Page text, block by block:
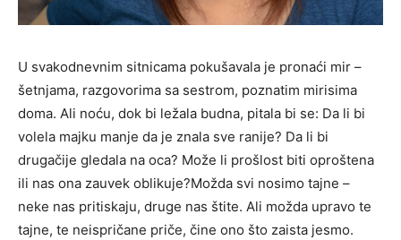
U svakodnevnim sitnicama pokušavala je pronaći mir –
šetnjama, razgovorima sa sestrom, poznatim mirisima
doma. Ali noću, dok bi ležala budna, pitala bi se: Da li bi
volela majku manje da je znala sve ranije? Da li bi
drugačije gledala na oca? Može li prošlost biti oproštena
ili nas ona zauvek oblikuje?Možda svi nosimo tajne –
neke nas pritiskaju, druge nas štite. Ali možda upravo te
tajne, te neispričane priče, čine ono što zaista jesmo.